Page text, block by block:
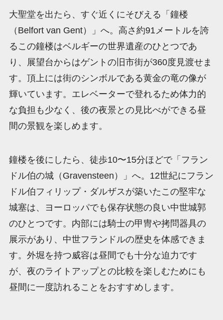
大聖堂を出たら、すぐ近くにそびえる「鐘楼
（Belfort van Gent）」へ。高さ約91メートルを誇
るこの鐘楼はベルギーの世界遺産のひとつであ
り、展望台からはゲントの旧市街が360度見渡せま
す。頂上には街のシンボルである黄金の竜の像が
輝いています。エレベーターで登れるため体力的
な負担も少なく、後の夜景との見比べができる昼
間の景観を楽しめます。
鐘楼を後にしたら、徒歩10〜15分ほどで「フラン
ドル伯の城（Gravensteen）」へ。12世紀にフラン
ドル伯フィリップ・ダルザスが築いたこの堅牢な
城塞は、ヨーロッパでも保存状態の良い中世城郭
のひとつです。内部には騎士の甲冑や拷問器具の
展示があり、中世フランドルの歴史を体感できま
す。外堀を持つ威容は昼間でも十分な迫力です
が、夜のライトアップとの比較を楽しむためにも
昼間に一度訪れることをおすすめします。